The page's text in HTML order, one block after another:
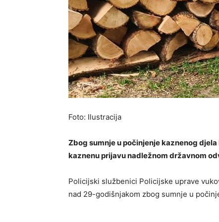
Foto: Ilustracija
Zbog sumnje u počinjenje kaznenog
kaznenu prijavu nadležnom državnom
Policijski službenici Policijske uprave
nad 29-godišnjakom zbog sumnje u